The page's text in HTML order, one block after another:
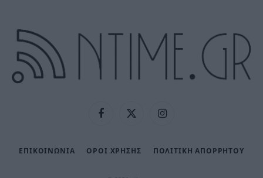
FacebookX
Instagram
ΕΠΙΚΟΙΝΩΝΙΑ ΟΡΟΙ ΧΡΗΣΗΣ ΠΟΛΙΤΙΚΉ ΑΠΟΡΡΉΤΟΥ